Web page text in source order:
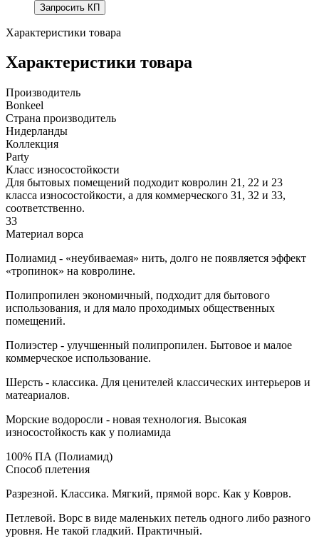
Запросить КП
Характеристики товара
Характеристики товара
Производитель
Bonkeel
Страна производитель
Нидерланды
Коллекция
Party
Класс износостойкости
Для бытовых помещений подходит ковролин 21, 22 и 23
класса износостойкости, а для коммерческого 31, 32 и 33,
соответственно.
33
Материал ворса
Полиамид - «неубиваемая» нить, долго не появляется эффект
«тропинок» на ковролине.
Полипропилен экономичный, подходит для бытового
использования, и для мало проходимых общественных
помещений.
Полиэстер - улучшенный полипропилен. Бытовое и малое
коммерческое использование.
Шерсть - классика. Для ценителей классических интерьеров и
матеариалов.
Морские водоросли - новая технология. Высокая
износостойкость как у полиамида
100% ПА (Полиамид)
Способ плетения
Разрезной. Классика. Мягкий, прямой ворс. Как у Ковров.
Петлевой. Ворс в виде маленьких петель одного либо разного
уровня. Не такой гладкий. Практичный.